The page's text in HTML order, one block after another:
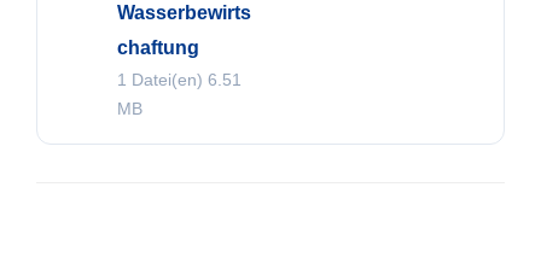
Wasserbewirts
chaftung
1 Datei(en) 6.51
MB